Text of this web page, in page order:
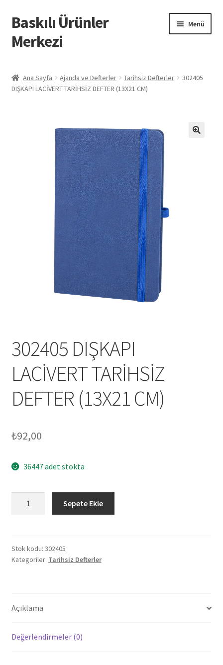
Dolaşıma
geç
İçeriğe
geç
Baskılı Ürünler
Merkezi
Menü
Baskılı Ürünler
İPTAL VE İADE KOŞULLARI
İptal ve İade Politikası
Mesafeli Satış Sözleşmesi
Mesafeli Satış Sözleşmesi
Ana Sayfa Ajanda ve Defterler Tarihsiz Defterler
302405
DIŞKAPI LACİVERT TARİHSİZ DEFTER (13X21 CM)
302405 DIŞKAPI
LACİVERT TARİHSİZ
DEFTER (13X21 CM)
₺92,00
36447 adet stokta
DEFTER
(13X21
Sepete Ekle
Stok kodu: 302405
Kategoriler: Tarihsiz Defterler
Açıklama
Değerlendirmeler (0)